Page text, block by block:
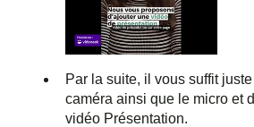
Par la suite, il vous suffit
caméra ainsi que le micro et
vidéo Présentation.